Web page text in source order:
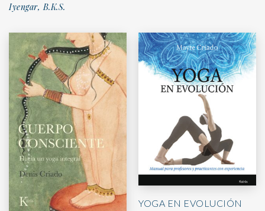
Iyengar, B.K.S.
YOGA EN EVOLUCIÓN